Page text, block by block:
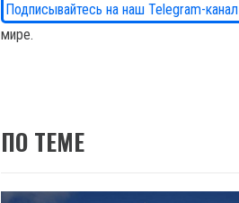
Подписывайтесь на наш Telegram-канал
мире.
ПО ТЕМЕ